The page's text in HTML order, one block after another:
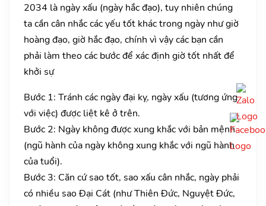
2034 là ngày xấu (ngày hắc đạo), tuy nhiên chúng
ta cần cân nhắc các yếu tốt khác trong ngày như giờ
hoàng đạo, giờ hắc đạo, chính vì vậy các bạn cần
phải làm theo các bước để xác định giờ tốt nhất để
khởi sự
Bước 1: Tránh các ngày đại kỵ, ngày xấu (tương ứng
với việc) được liệt kê ở trên.
Bước 2: Ngày không được xung khắc với bản mệnh
(ngũ hành của ngày không xung khắc với ngũ hành
của tuổi).
Bước 3: Căn cứ sao tốt, sao xấu cân nhắc, ngày phải
có nhiều sao Đại Cát (như Thiên Đức, Nguyệt Đức,